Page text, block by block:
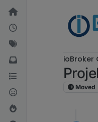
Skip to content
ioBroker
Moved